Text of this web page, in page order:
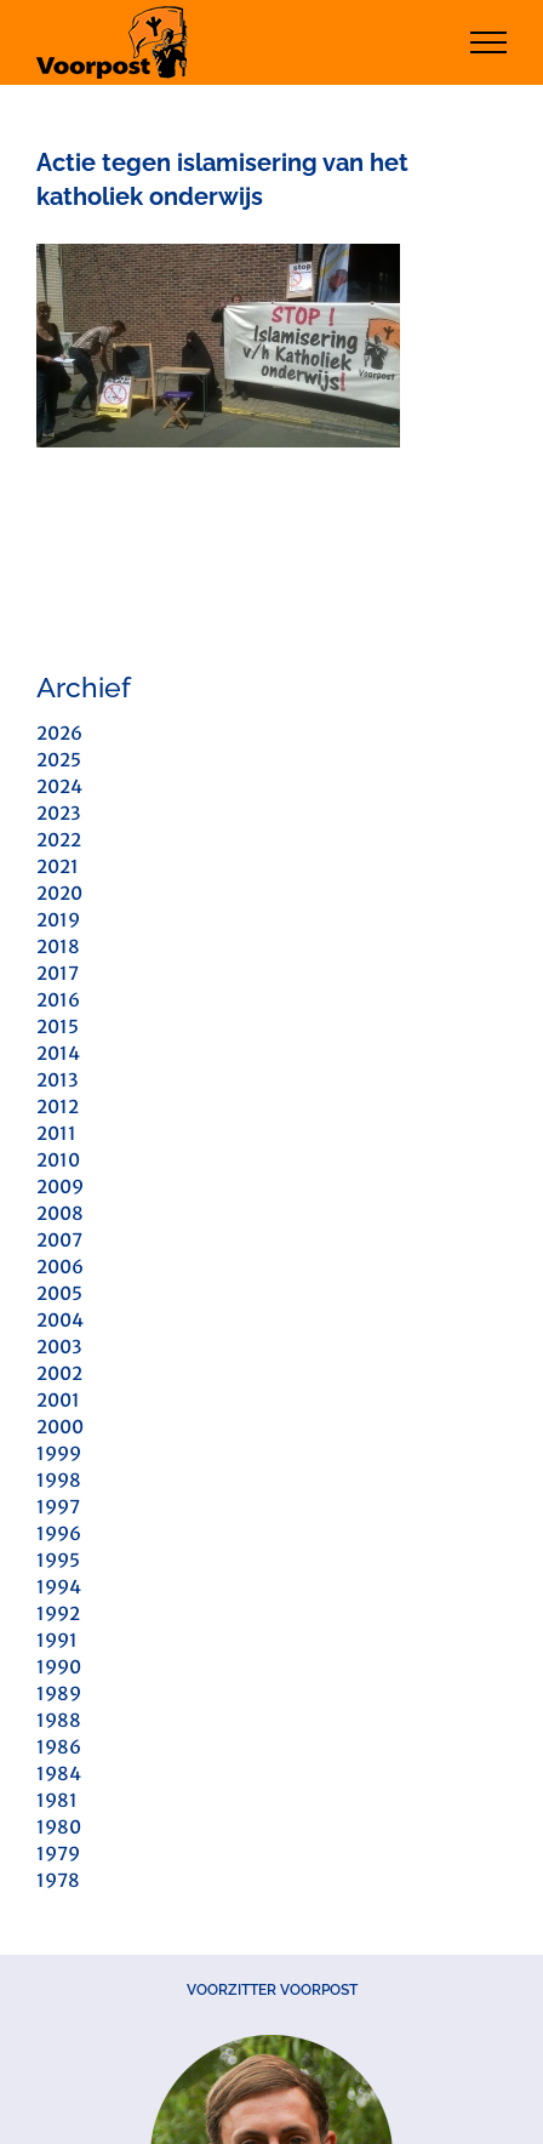
inhoud
Actie tegen islamisering van het
katholiek onderwijs
Archief
2026
2025
2024
2023
2022
2021
2020
2019
2018
2017
2016
2015
2014
2013
2012
2011
2010
2009
2008
2007
2006
2005
2004
2003
2002
2001
2000
1999
1998
1997
1996
1995
1994
1992
1991
1990
1989
1988
1986
1984
1981
1980
1979
1978
VOORZITTER VOORPOST